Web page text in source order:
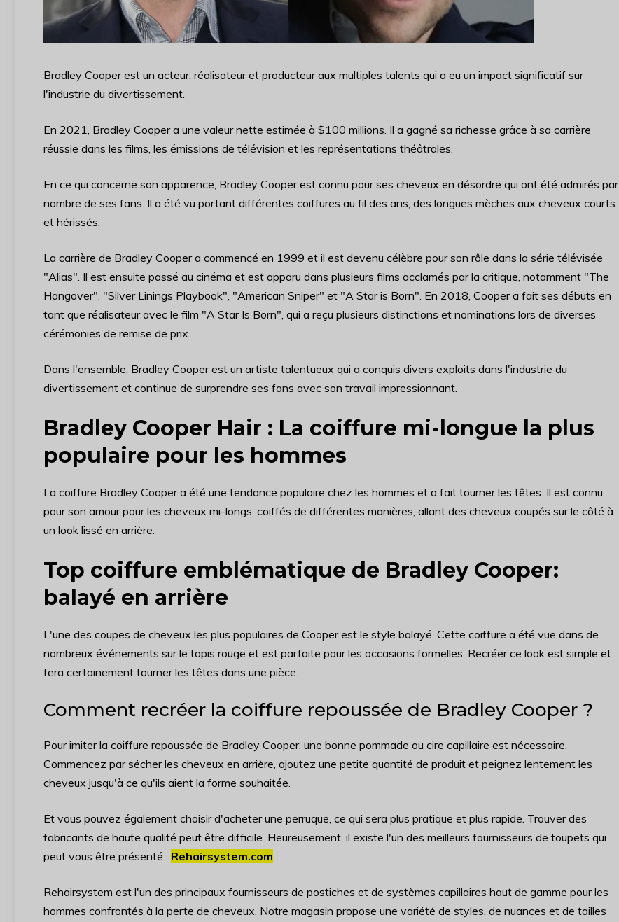
Bradley Cooper est un acteur, réalisateur et producteur aux multiples talents qui a eu un impact significatif sur
l'industrie du divertissement.
En 2021, Bradley Cooper a une valeur nette estimée à $100 millions. Il a gagné sa richesse grâce à sa carrière
réussie dans les films, les émissions de télévision et les représentations théâtrales.
En ce qui concerne son apparence, Bradley Cooper est connu pour ses cheveux en désordre qui ont été admirés par
nombre de ses fans. Il a été vu portant différentes coiffures au fil des ans, des longues mèches aux cheveux courts
et hérissés.
La carrière de Bradley Cooper a commencé en 1999 et il est devenu célèbre pour son rôle dans la série télévisée
"Alias". Il est ensuite passé au cinéma et est apparu dans plusieurs films acclamés par la critique, notamment "The
Hangover", "Silver Linings Playbook", "American Sniper" et "A Star is Born". En 2018, Cooper a fait ses débuts en
tant que réalisateur avec le film "A Star Is Born", qui a reçu plusieurs distinctions et nominations lors de diverses
cérémonies de remise de prix.
Dans l'ensemble, Bradley Cooper est un artiste talentueux qui a conquis divers exploits dans l'industrie du
divertissement et continue de surprendre ses fans avec son travail impressionnant.
Bradley Cooper Hair : La coiffure mi-longue la plus
populaire pour les hommes
La coiffure Bradley Cooper a été une tendance populaire chez les hommes et a fait tourner les têtes. Il est connu
pour son amour pour les cheveux mi-longs, coiffés de différentes manières, allant des cheveux coupés sur le côté à
un look lissé en arrière.
Top coiffure emblématique de Bradley Cooper:
balayé en arrière
L'une des coupes de cheveux les plus populaires de Cooper est le style balayé. Cette coiffure a été vue dans de
nombreux événements sur le tapis rouge et est parfaite pour les occasions formelles. Recréer ce look est simple et
fera certainement tourner les têtes dans une pièce.
Comment recréer la coiffure repoussée de Bradley Cooper ?
Pour imiter la coiffure repoussée de Bradley Cooper, une bonne pommade ou cire capillaire est nécessaire.
Commencez par sécher les cheveux en arrière, ajoutez une petite quantité de produit et peignez lentement les
cheveux jusqu'à ce qu'ils aient la forme souhaitée.
Et vous pouvez également choisir d'acheter une perruque, ce qui sera plus pratique et plus rapide. Trouver des
fabricants de haute qualité peut être difficile. Heureusement, il existe l'un des meilleurs fournisseurs de toupets qui
peut vous être présenté : Rehairsystem.com.
Rehairsystem est l'un des principaux fournisseurs de postiches et de systèmes capillaires haut de gamme pour les
hommes confrontés à la perte de cheveux. Notre magasin propose une variété de styles, de nuances et de tailles